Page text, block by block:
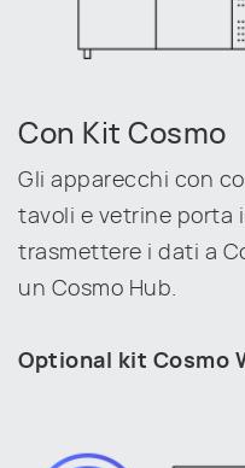
Con Kit Cosmo
Gli apparecchi con
tavoli e vetrine porta
trasmettere i dati a
un Cosmo Hub.
Optional kit Cosmo